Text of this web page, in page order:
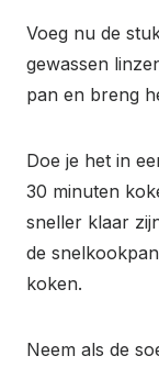
Voeg nu de
gewassen
pan en breng
Doe je het in
30 minuten
sneller klaar
de
koken.
Neem als de